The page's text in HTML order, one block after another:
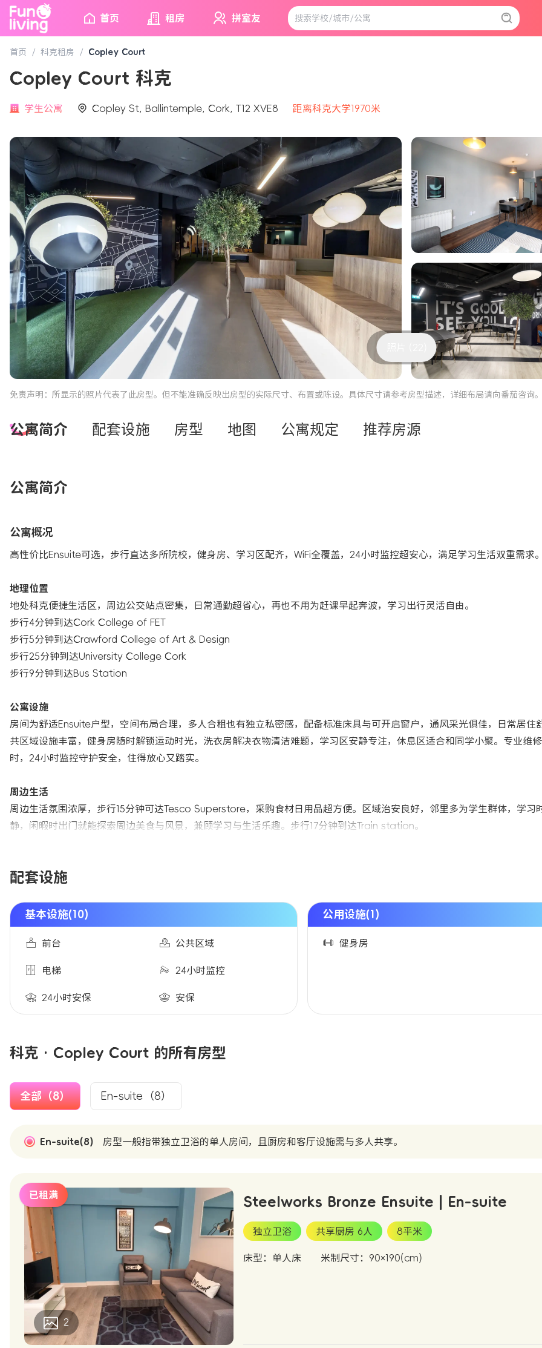
首页 租房 拼室友
首页 / 科克租房 / Copley Court
Copley Court 科克
学生公寓 Copley St, Ballintemple, Cork, T12 XVE8 距离科克大学1970米
免责声明：所显示的照片代表了此房型。但不能准确反映出房型的实际尺寸、布置或陈设。具体尺寸请参考房型描述，详细布局请向番茄咨询
公寓简介 配套设施 房型 地图 公寓规定 推荐房源
公寓简介
公寓概况
高性价比Ensuite可选，步行直达多所院校，健身房、学习区配齐，WiFi全覆盖，24小时监控超安心，满足学习生活双重需求
地理位置
地处科克便捷生活区，周边公交站点密集，日常通勤超省心，再也不用为赶课早起奔波，学习出行灵活自由。
步行4分钟到达Cork College of FET
步行5分钟到达Crawford College of Art & Design
步行25分钟到达University College Cork
步行9分钟到达Bus Station
公寓设施
房间为舒适Ensuite户型，空间布局合理，多人合租也有独立私密感，配备标准床具与可开启窗户，通风采光俱佳，日常居住
共区域设施丰富，健身房随时解锁运动时光，洗衣房解决衣物清洁难题，学习区安静专注，休息区适合和同学小聚。专业维
时，24小时监控守护安全，住得放心又踏实。
周边生活
周边生活氛围浓厚，步行15分钟可达Tesco Superstore，采购食材日用品超方便。区域治安良好，邻里多为学生群体，学习
静，闲暇时出门就能探索周边美食与风景，兼顾学习与生活乐趣。步行17分钟到达Train station。
配套设施
基本设施(10)
前台 公共区域
电梯 24小时监控
24小时安保 安保
公用设施(1)
健身房
科克 · Copley Court 的所有房型
全部（8） En-suite（8）
En-suite(8) 房型一般指带独立卫浴的单人房间，且厨房和客厅设施需与多人共享。
已租满
2
Steelworks Bronze Ensuite | En-suite
独立卫浴 共享厨房 6人 8平米
床型：单人床 米制尺寸：90×190(cm)